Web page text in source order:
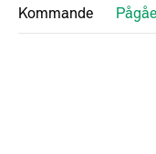
Kommande